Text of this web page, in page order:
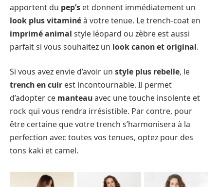
apportent du pep’s et donnent immédiatement un
look plus vitaminéà votre tenue. Le trench-coat en
imprimé animal style léopard ou zèbre est aussi
parfait si vous souhaitez un look canon et original.
Si vous avez envie d’avoir un style plus rebelle, le
trench en cuir est incontournable. Il permet
d’adopter ce manteauavec une touche insolente et
rock qui vous rendra irrésistible. Par contre, pour
être certaine que votre trench s’harmonisera à la
perfection avec toutes vos tenues, optez pour des
tons kaki et camel.